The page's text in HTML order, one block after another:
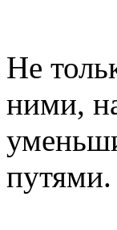
Не
ними,
путями.